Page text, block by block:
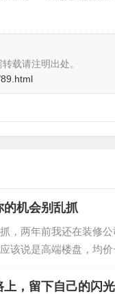
载请注明出处。
的机会别乱抓
，两年前我还在装修
该说是高端楼盘，均
可远眺千里…
，留下自己的闪